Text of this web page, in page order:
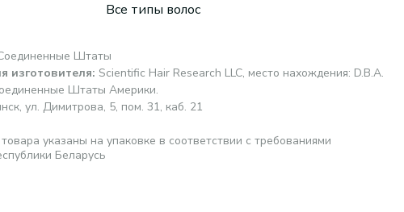
Все типы волос
Штаты
изготовителя: Scientific Hair Research LLC, место нахождения: D.B.A.
Штаты Америки.
ул. Димитрова, 5, пом. 31, каб. 21
указаны на упаковке в соответствии с требованиями
Беларусь